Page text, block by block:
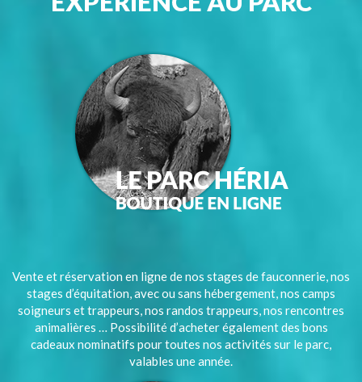
Vente et réservation en ligne de nos stages de fauconnerie, nos
stages d’équitation, avec ou sans hébergement, nos camps
soigneurs et trappeurs, nos randos trappeurs, nos rencontres
animalières … Possibilité d’acheter également des bons
cadeaux nominatifs pour toutes nos activités sur le parc,
valables une année.